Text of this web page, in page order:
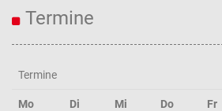
Termine
Termine
Mo Di Mi Do Fr